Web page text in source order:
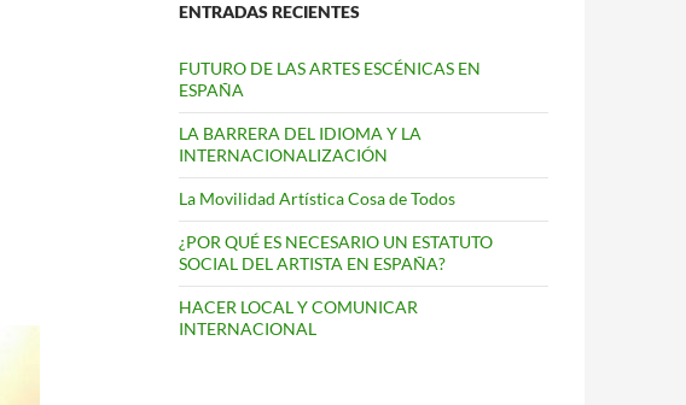
ENTRADAS RECIENTES
FUTURO DE LAS ARTES ESCÉNICAS EN
ESPAÑA
LA BARRERA DEL IDIOMA Y LA
INTERNACIONALIZACIÓN
La Movilidad Artística Cosa de Todos
¿POR QUÉ ES NECESARIO UN ESTATUTO
SOCIAL DEL ARTISTA EN ESPAÑA?
HACER LOCAL Y COMUNICAR
INTERNACIONAL